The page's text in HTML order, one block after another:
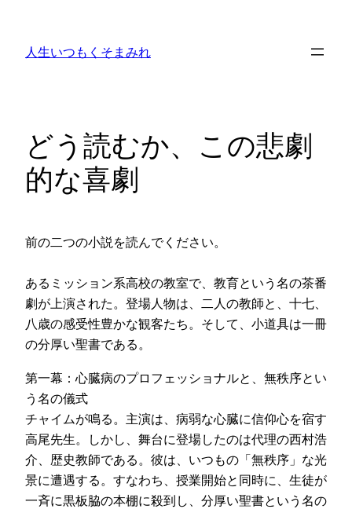
人生いつもくそまみれ
どう読むか、この悲劇
的な喜劇
前の二つの小説を読んでください。
あるミッション系高校の教室で、教育という名の茶番
劇が上演された。登場人物は、二人の教師と、十七、
八歳の感受性豊かな観客たち。そして、小道具は一冊
の分厚い聖書である。
第一幕：心臓病のプロフェッショナルと、無秩序とい
う名の儀式
チャイムが鳴る。主演は、病弱な心臓に信仰心を宿す
高尾先生。しかし、舞台に登場したのは代理の西村浩
介、歴史教師である。彼は、いつもの「無秩序」な光
景に遭遇する。すなわち、授業開始と同時に、生徒が
一斉に黒板脇の本棚に殺到し、分厚い聖書という名の